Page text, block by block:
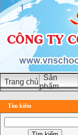
Trang chủ
Sản
phẩm
Tìm kiếm